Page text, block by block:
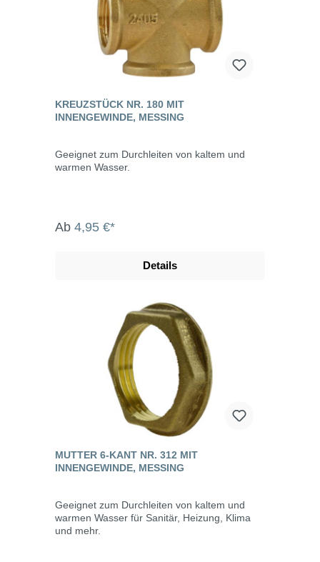
KREUZSTÜCK NR. 180 MIT
INNENGEWINDE, MESSING
Geeignet zum Durchleiten von kaltem und
warmen Wasser.
Ab 4,95 €*
Details
MUTTER 6-KANT NR. 312 MIT
INNENGEWINDE, MESSING
Geeignet zum Durchleiten von kaltem und
warmen Wasser für Sanitär, Heizung, Klima
und mehr.